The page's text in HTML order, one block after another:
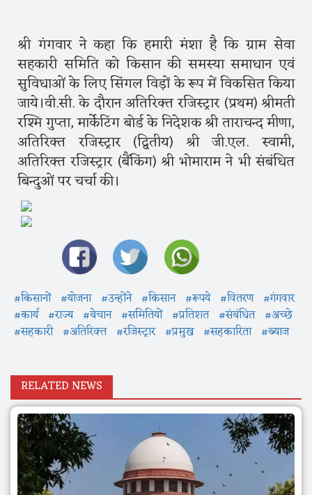
श्री गंगवार ने कहा कि हमारी मंशा है कि ग्राम सेवा
सहकारी समिति को किसान की समस्या समाधान एवं
सुविधाओं के लिए सिंगल विड़ों के रूप में विकसित किया
जाये।वी.सी. के दौरान अतिरिक्त रजिस्ट्रार (प्रथम) श्रीमती
रश्मि गुप्ता, मार्केटिंग बोर्ड के निदेशक श्री ताराचन्द मीणा,
अतिरिक्त रजिस्ट्रार (द्वितीय) श्री जी.एल. स्वामी,
अतिरिक्त रजिस्ट्रार (बैंकिंग) श्री भोमाराम ने भी संबंधित
बिन्दुओं पर चर्चा की।
#किसानों #योजना #उन्होंने #किसान #रूपये #वितरण #गंगवार
#कार्य #राज्य #बेचान #समितियों #प्रतिशत #संबंधित #अच्छे
#सहकारी #अतिरिक्त #रजिस्ट्रार #प्रमुख #सहकारिता #ब्याज
RELATED NEWS